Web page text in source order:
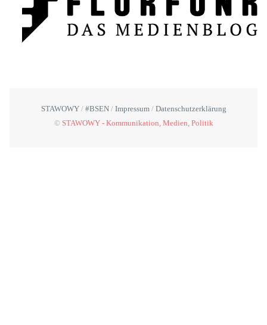
STAWOWY #BSEN Impressum
Datenschutzerklärung
© STAWOWY - Kommunikation, Medien, Politik